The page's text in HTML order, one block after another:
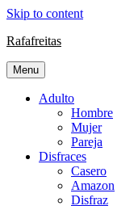
Skip to content
Rafafreitas
Menu
Adulto
Hombre
Mujer
Pareja
Disfraces
Casero
Amazon
Disfraz